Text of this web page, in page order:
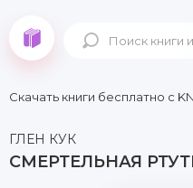
Скачать книги бесплатно c
ГЛЕН КУК
СМЕРТЕЛЬНАЯ